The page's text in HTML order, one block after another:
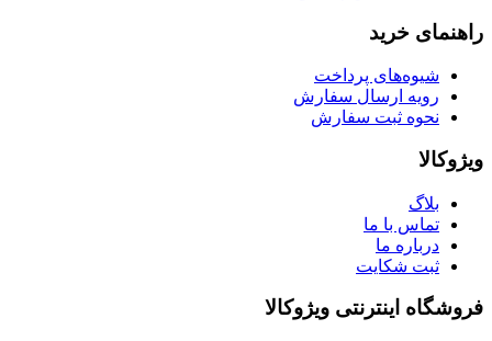
راهنمای خرید
شیوه‌های پرداخت
رویه ارسال سفارش
نحوه ثبت سفارش
ویژوکالا
بلاگ
تماس با ما
درباره ما
ثبت شکایت
فروشگاه اینترنتی ویژوکالا